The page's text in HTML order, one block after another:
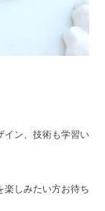
イン、技術も学習い
楽しみたい方お待ち